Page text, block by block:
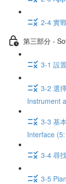
2-4 實
第三部分 -
3-1 設
3-2 選
Instrument
3-3 基
Interface
3-4 尋
3-5